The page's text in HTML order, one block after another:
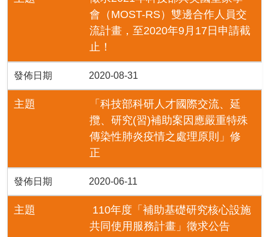
會（MOST-RS）雙邊合作人員交
流計畫，至2020年9月17日申請截
止！
發佈日期 2020-08-31
主題
「科技部科研人才國際交流、延
攬、研究(習)補助案因應嚴重特殊
傳染性肺炎疫情之處理原則」修
正
發佈日期 2020-06-11
主題
110年度「補助基礎研究核心設施
共同使用服務計畫」徵求公告